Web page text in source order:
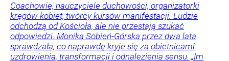
Coachowie, nauczyciele duchowości, organizatorki
kręgów kobiet, twórcy kursów manifestacji. Ludzie
odchodzą od Kościoła, ale nie przestają szukać
odpowiedzi. Monika Sobień-Górska przez dwa lata
sprawdzała, co naprawdę kryje się za obietnicami
uzdrowienia, transformacji i odnalezienia sensu. „Im